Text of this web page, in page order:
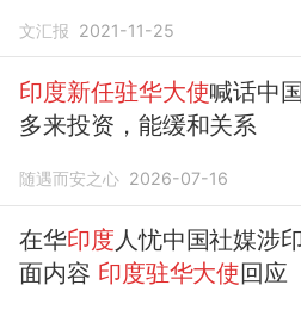
文汇报 2021-11-25
印度新任驻华大使喊话中
多来投资，能缓和关系
随遇而安之心 2026-07-16
在华印度人忧中国社媒涉
面内容 印度驻华大使回应